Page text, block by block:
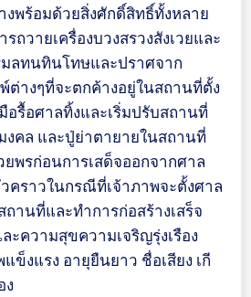
งพร้อมด้วยสิ่งศักดิ์สิทธิ์ทั้งหลาย
ถวายเครื่องบวงสรวงสังเวยและ
ลทนทินโทษและปราศจาก
ต่างๆที่จะตกค้างอยู่ในสถานที่ตั้ง
อรื้อศาลทิ้งและเริ่มปรับสถานที่
งคล และปู่ย่าตายายในสถานที่
พรก่อนการเสด็จออกจากศาล
คราวในกรณีที่เจ้าภาพจะตั้งศาล
านที่และทำการก่อสร้างเสร็จ
ะความสุขความเจริญรุ่งเรือง
ข็งแรง อายุยืนยาว ชื่อเสียง เกี
ง